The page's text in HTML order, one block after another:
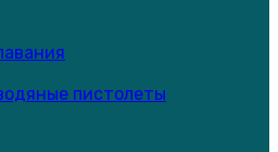
пистолеты